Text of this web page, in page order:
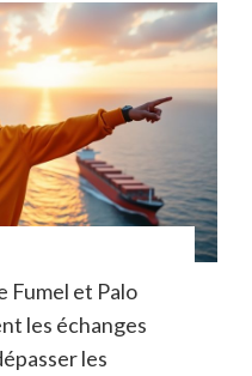
Fumel et Palo
les échanges
les